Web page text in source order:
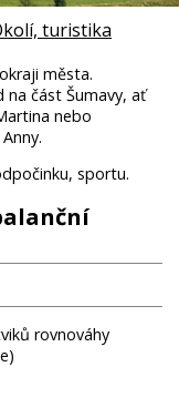
turistika
města.
na část Šumavy, ať
nebo
sportu.
rovnováhy